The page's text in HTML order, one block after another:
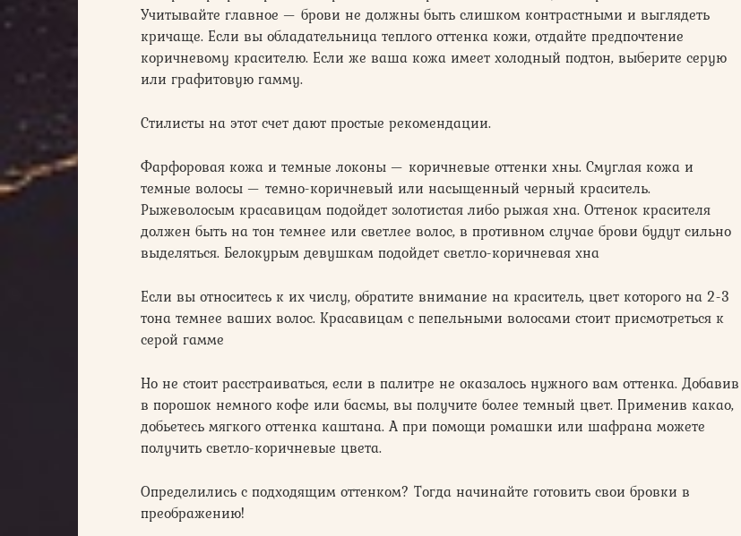
Учитывайте главное — брови не должны быть слишком контрастными и выглядеть
кричаще. Если вы обладательница теплого оттенка кожи, отдайте предпочтение
коричневому красителю. Если же ваша кожа имеет холодный подтон, выберите серую
или графитовую гамму.
Стилисты на этот счет дают простые рекомендации.
Фарфоровая кожа и темные локоны — коричневые оттенки хны. Смуглая кожа и
темные волосы — темно-коричневый или насыщенный черный краситель.
Рыжеволосым красавицам подойдет золотистая либо рыжая хна. Оттенок красителя
должен быть на тон темнее или светлее волос, в противном случае брови будут сильно
выделяться. Белокурым девушкам подойдет светло-коричневая хна
Если вы относитесь к их числу, обратите внимание на краситель, цвет которого на 2-3
тона темнее ваших волос. Красавицам с пепельными волосами стоит присмотреться к
серой гамме
Но не стоит расстраиваться, если в палитре не оказалось нужного вам оттенка. Добавив
в порошок немного кофе или басмы, вы получите более темный цвет. Применив какао,
добьетесь мягкого оттенка каштана. А при помощи ромашки или шафрана можете
получить светло-коричневые цвета.
Определились с подходящим оттенком? Тогда начинайте готовить свои бровки в
преображению!